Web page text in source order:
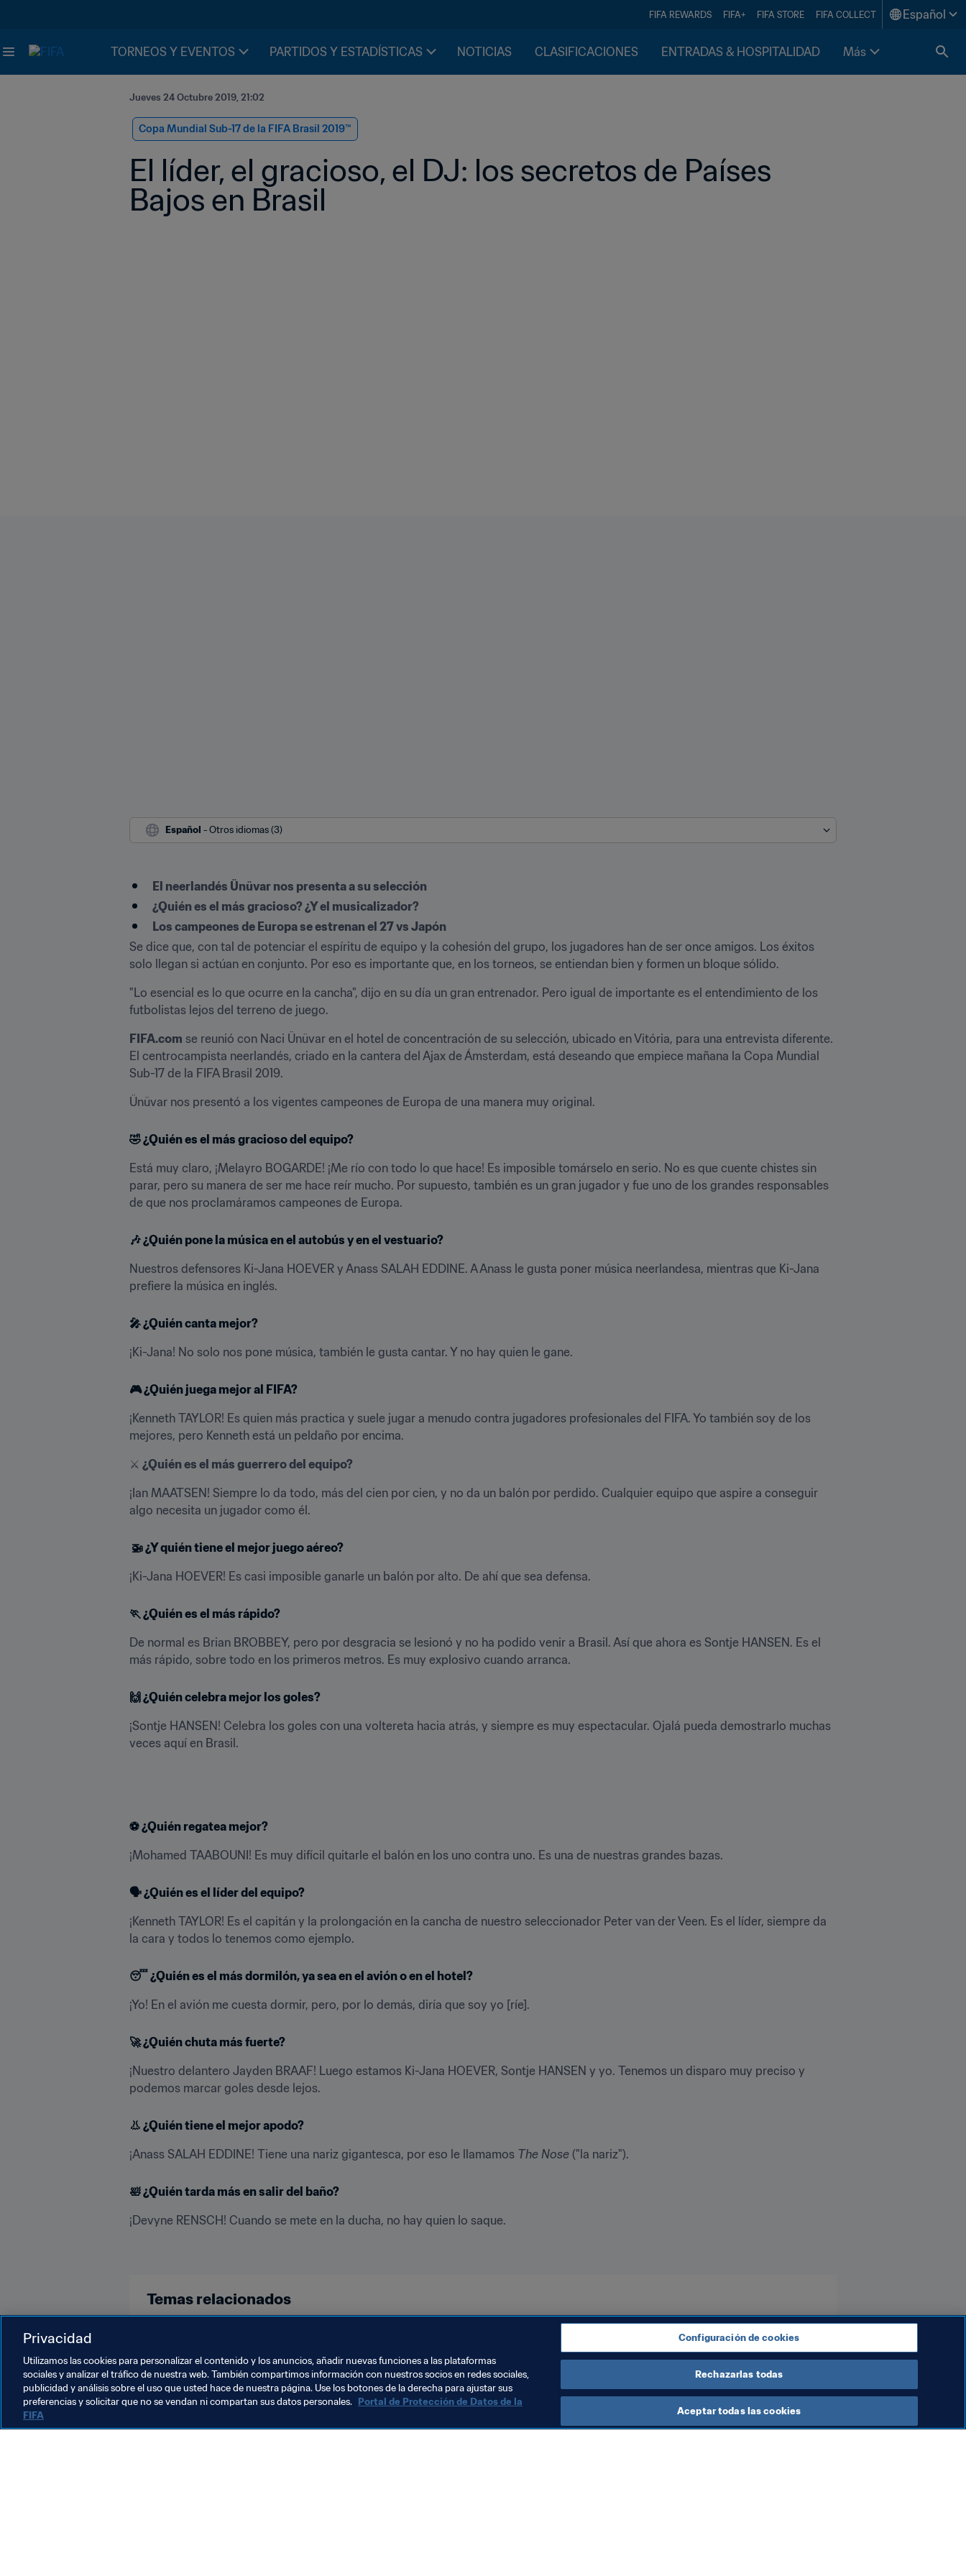
FIFA REWARDS FIFA+ FIFA STORE FIFA COLLECT Español
TORNEOS Y EVENTOS PARTIDOS Y ESTADÍSTICAS NOTICIAS CLASIFICACIONES ENTRADAS & HOSPITALIDAD Más
Jueves 24 Octubre 2019, 21:02
Copa Mundial Sub-17 de la FIFA Brasil 2019™
El líder, el gracioso, el DJ: los secretos de Países
Bajos en Brasil
Español - Otros idiomas (3)
El neerlandés Ünüvar nos presenta a su selección
¿Quién es el más gracioso? ¿Y el musicalizador?
Los campeones de Europa se estrenan el 27 vs Japón
Se dice que, con tal de potenciar el espíritu de equipo y la cohesión del grupo, los jugadores han de ser once amigos. Los éxitos
solo llegan si actúan en conjunto. Por eso es importante que, en los torneos, se entiendan bien y formen un bloque sólido.
"Lo esencial es lo que ocurre en la cancha", dijo en su día un gran entrenador. Pero igual de importante es el entendimiento de los
futbolistas lejos del terreno de juego.
FIFA.com se reunió con Naci Ünüvar en el hotel de concentración de su selección, ubicado en Vitória, para una entrevista diferente.
El centrocampista neerlandés, criado en la cantera del Ajax de Ámsterdam, está deseando que empiece mañana la Copa Mundial
Sub-17 de la FIFA Brasil 2019.
Ünüvar nos presentó a los vigentes campeones de Europa de una manera muy original.
🤣 ¿Quién es el más gracioso del equipo?
Está muy claro, ¡Melayro BOGARDE! ¡Me río con todo lo que hace! Es imposible tomárselo en serio. No es que cuente chistes sin
parar, pero su manera de ser me hace reír mucho. Por supuesto, también es un gran jugador y fue uno de los grandes responsables
de que nos proclamáramos campeones de Europa.
🎶 ¿Quién pone la música en el autobús y en el vestuario?
Nuestros defensores Ki-Jana HOEVER y Anass SALAH EDDINE. A Anass le gusta poner música neerlandesa, mientras que Ki-Jana
prefiere la música en inglés.
🎤 ¿Quién canta mejor?
¡Ki-Jana! No solo nos pone música, también le gusta cantar. Y no hay quien le gane.
🎮 ¿Quién juega mejor al FIFA?
¡Kenneth TAYLOR! Es quien más practica y suele jugar a menudo contra jugadores profesionales del FIFA. Yo también soy de los
mejores, pero Kenneth está un peldaño por encima.
⚔️ ¿Quién es el más guerrero del equipo?
¡Ian MAATSEN! Siempre lo da todo, más del cien por cien, y no da un balón por perdido. Cualquier equipo que aspire a conseguir
algo necesita un jugador como él.
🚁 ¿Y quién tiene el mejor juego aéreo?
¡Ki-Jana HOEVER! Es casi imposible ganarle un balón por alto. De ahí que sea defensa.
🏃 ¿Quién es el más rápido?
De normal es Brian BROBBEY, pero por desgracia se lesionó y no ha podido venir a Brasil. Así que ahora es Sontje HANSEN. Es el
más rápido, sobre todo en los primeros metros. Es muy explosivo cuando arranca.
🙌 ¿Quién celebra mejor los goles?
¡Sontje HANSEN! Celebra los goles con una voltereta hacia atrás, y siempre es muy espectacular. Ojalá pueda demostrarlo muchas
veces aquí en Brasil.
⚽ ¿Quién regatea mejor?
¡Mohamed TAABOUNI! Es muy difícil quitarle el balón en los uno contra uno. Es una de nuestras grandes bazas.
🗣️ ¿Quién es el líder del equipo?
¡Kenneth TAYLOR! Es el capitán y la prolongación en la cancha de nuestro seleccionador Peter van der Veen. Es el líder, siempre da
la cara y todos lo tenemos como ejemplo.
😴 ¿Quién es el más dormilón, ya sea en el avión o en el hotel?
¡Yo! En el avión me cuesta dormir, pero, por lo demás, diría que soy yo [ríe].
🚀 ¿Quién chuta más fuerte?
¡Nuestro delantero Jayden BRAAF! Luego estamos Ki-Jana HOEVER, Sontje HANSEN y yo. Tenemos un disparo muy preciso y
podemos marcar goles desde lejos.
👃 ¿Quién tiene el mejor apodo?
¡Anass SALAH EDDINE! Tiene una nariz gigantesca, por eso le llamamos The Nose ("la nariz").
🛀 ¿Quién tarda más en salir del baño?
¡Devyne RENSCH! Cuando se mete en la ducha, no hay quien lo saque.
Temas relacionados
Privacidad
Utilizamos las cookies para personalizar el contenido y los anuncios, añadir nuevas funciones a las plataformas
sociales y analizar el tráfico de nuestra web. También compartimos información con nuestros socios en redes sociales,
publicidad y análisis sobre el uso que usted hace de nuestra página. Use los botones de la derecha para ajustar sus
preferencias y solicitar que no se vendan ni compartan sus datos personales. Portal de Protección de Datos de la
FIFA
Configuración de cookies
Rechazarlas todas
Aceptar todas las cookies